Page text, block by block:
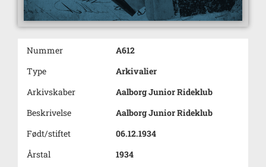
Nummer
A612
Type
Arkivalier
Arkivskaber
Aalborg Junior Rideklub
Beskrivelse
Aalborg Junior Rideklub
Født/stiftet
06.12.1934
Årstal
1934